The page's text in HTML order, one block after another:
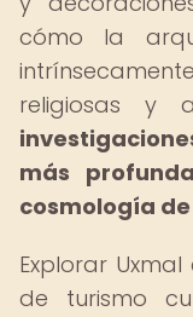
cómo la
religiosas y
más
cosmología
Explorar
de turismo